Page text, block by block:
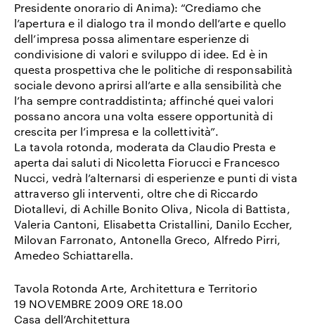
Presidente onorario di Anima): “Crediamo che
l’apertura e il dialogo tra il mondo dell’arte e quello
dell’impresa possa alimentare esperienze di
condivisione di valori e sviluppo di idee. Ed è in
questa prospettiva che le politiche di responsabilità
sociale devono aprirsi all’arte e alla sensibilità che
l’ha sempre contraddistinta; affinché quei valori
possano ancora una volta essere opportunità di
crescita per l’impresa e la collettività”.
La tavola rotonda, moderata da Claudio Presta e
aperta dai saluti di Nicoletta Fiorucci e Francesco
Nucci, vedrà l’alternarsi di esperienze e punti di vista
attraverso gli interventi, oltre che di Riccardo
Diotallevi, di Achille Bonito Oliva, Nicola di Battista,
Valeria Cantoni, Elisabetta Cristallini, Danilo Eccher,
Milovan Farronato, Antonella Greco, Alfredo Pirri,
Amedeo Schiattarella.
Tavola Rotonda Arte, Architettura e Territorio
19 NOVEMBRE 2009 ORE 18.00
Casa dell’Architettura